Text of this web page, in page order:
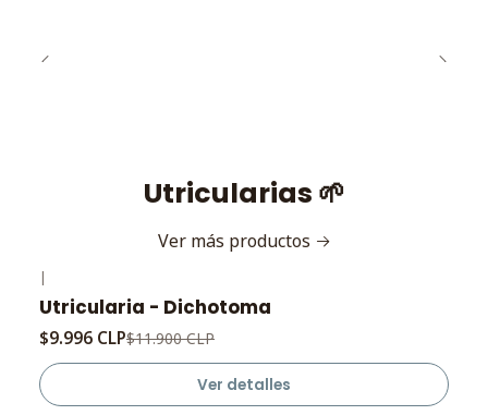
Utricularias 🌱
Ver más productos
-16%
OFF
Agotado
|
Utricularia - Dichotoma
$9.996 CLP$11.900 CLP
Ver detalles